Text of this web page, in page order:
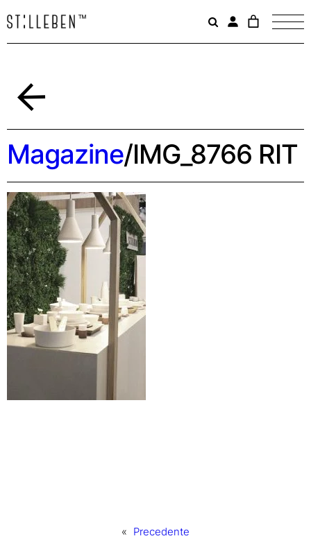
Il
è
Magazine/IMG_8766 RIT
« Precedente